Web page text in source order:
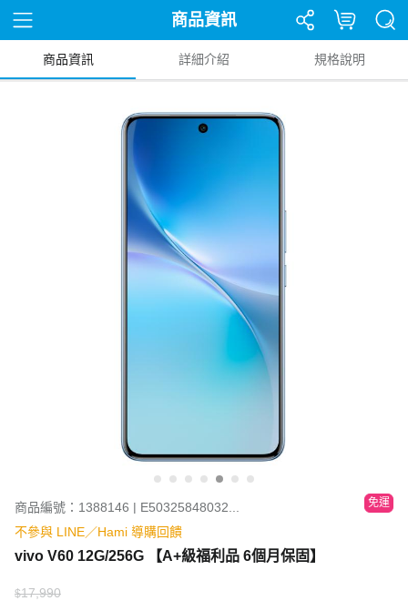
商品資訊
商品資訊 詳細介紹 規格說明
商品編號：1388146 | E50325848032... 免運
不參與 LINE／Hami 導購回饋
vivo V60 12G/256G 【A+級福利品 6個月保固】
$17,990